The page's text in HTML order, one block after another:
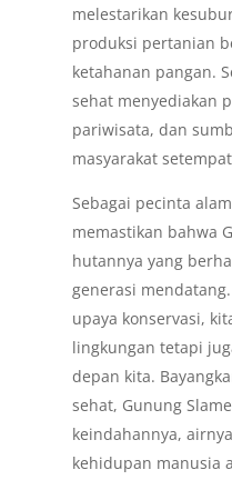
melestarikan
produksi pertanian
ketahanan pangan.
sehat menyediakan
pariwisata, dan
masyarakat
Sebagai pecinta
memastikan bahwa
hutannya yang
generasi
upaya konservasi,
lingkungan tetapi
depan kita.
sehat, Gunung
keindahannya,
kehidupan manusia